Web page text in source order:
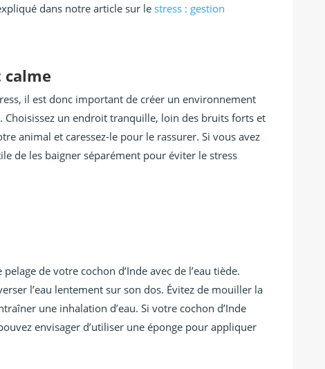
dans notre article sur le stress : gestion
calme
il est donc important de créer un environnement
Choisissez un endroit tranquille, loin des bruits forts et
animal et caressez-le pour le rassurer. Si vous avez
de les baigner séparément pour éviter le stress
de votre cochon d’Inde avec de l’eau tiède.
l’eau lentement sur son dos. Évitez de mouiller la
une inhalation d’eau. Si votre cochon d’Inde
envisager d’utiliser une éponge pour appliquer